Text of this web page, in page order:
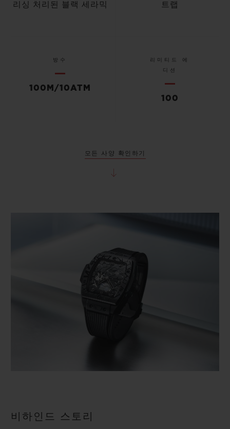
리싱 처리된 블랙 세라믹
트랩
방수
100M/10ATM
리미티드 에
디션
100
모든 사양 확인하기
비하인드 스토리